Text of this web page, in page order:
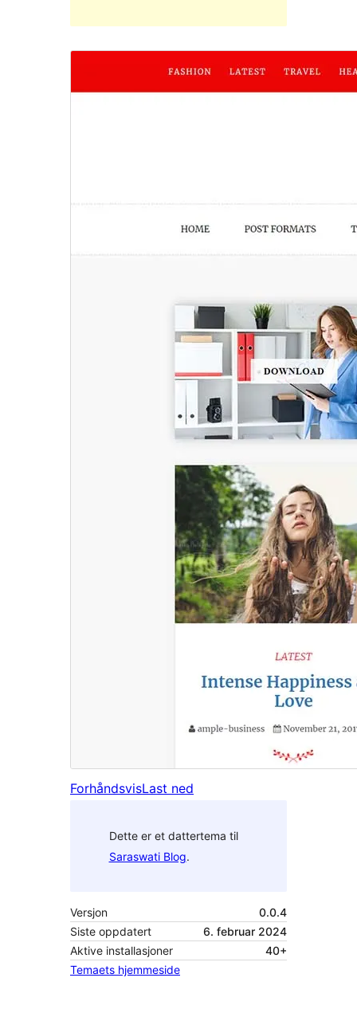
ForhåndsvisLast ned
Dette er et dattertema til
Saraswati Blog.
Versjon
0.0.4
Siste oppdatert
6. februar 2024
Aktive installasjoner
40+
Temaets hjemmeside